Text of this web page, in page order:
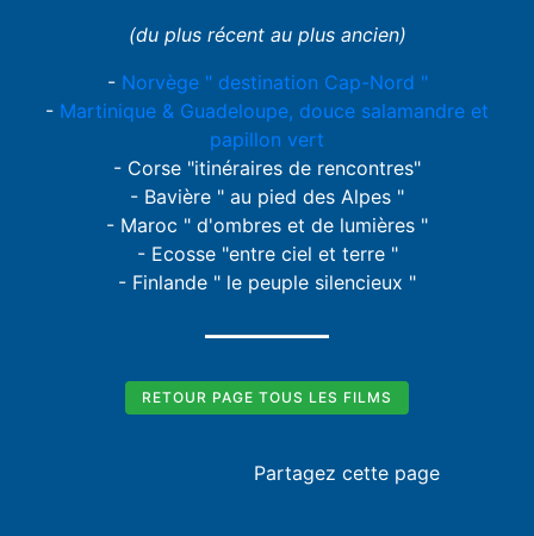
(du plus récent au plus ancien)
- Norvège " destination Cap-Nord "
- Martinique & Guadeloupe, douce salamandre et
papillon vert
- Corse "itinéraires de rencontres"
- Bavière " au pied des Alpes "
- Maroc " d'ombres et de lumières "
- Ecosse "entre ciel et terre "
- Finlande " le peuple silencieux "
RETOUR PAGE TOUS LES FILMS
Partagez cette page